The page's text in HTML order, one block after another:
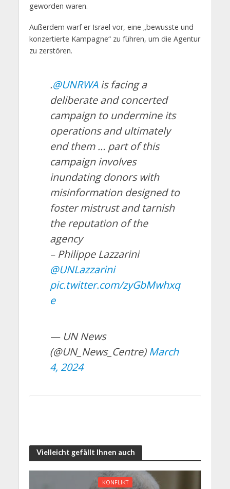
geworden waren.
Außerdem warf er Israel vor, eine „bewusste und
konzertierte Kampagne“ zu führen, um die Agentur
zu zerstören.
.@UNRWAis facing a
deliberate and concerted
campaign to undermine its
operations and ultimately
end them … part of this
campaign involves
inundating donors with
misinformation designed to
foster mistrust and tarnish
the reputation of the
agency
– Philippe Lazzarini
@UNLazzarini
pic.twitter.com/zyGbMwhxq
e
— UN News
(@UN_News_Centre) March
4, 2024
Vielleicht gefällt Ihnen auch
KONFLIKT